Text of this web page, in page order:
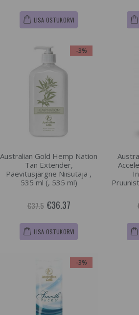
LISA OSTUKORVI
-3%
Australian Gold Hemp Nation
Tan Extender,
Päevitusjärgne Niisutaja ,
535 ml (, 535 ml)
€37.5 €36.37
LISA OSTUKORVI
-3%